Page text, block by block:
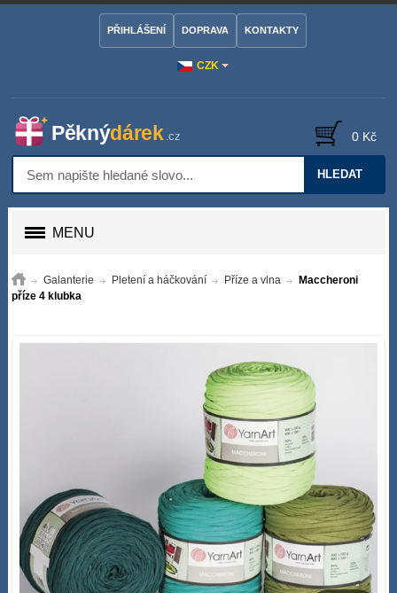
CZK
PŘIHLÁŠENÍ DOPRAVA KONTAKTY
HLEDAT
0 Kč
MENU
Galanterie Pletení a háčkování Příze a vlna
Maccheroni
příze 4 klubka